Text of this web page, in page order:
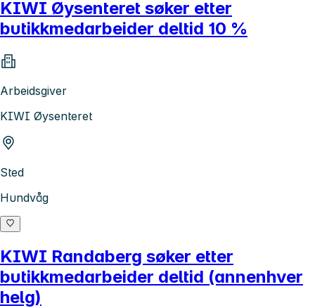
KIWI Øysenteret søker etter
butikkmedarbeider deltid 10 %
Arbeidsgiver
KIWI Øysenteret
Sted
Hundvåg
KIWI Randaberg søker etter
butikkmedarbeider deltid (annenhver
helg)